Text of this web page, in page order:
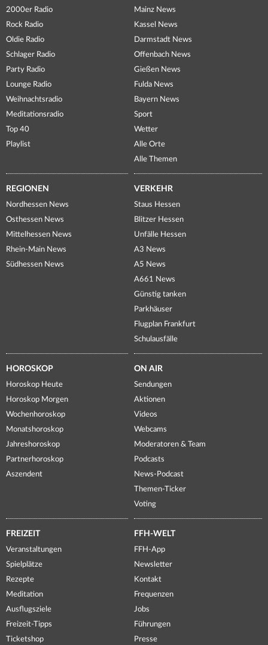
2000er Radio
Rock Radio
Oldie Radio
Schlager Radio
Party Radio
Lounge Radio
Weihnachtsradio
Meditationsradio
Top 40
Playlist
Mainz News
Kassel News
Darmstadt News
Offenbach News
Gießen News
Fulda News
Bayern News
Sport
Wetter
Alle Orte
Alle Themen
REGIONEN
Nordhessen News
Osthessen News
Mittelhessen News
Rhein-Main News
Südhessen News
VERKEHR
Staus Hessen
Blitzer Hessen
Unfälle Hessen
A3 News
A5 News
A661 News
Günstig tanken
Parkhäuser
Flugplan Frankfurt
Schulausfälle
HOROSKOP
Horoskop Heute
Horoskop Morgen
Wochenhoroskop
Monatshoroskop
Jahreshoroskop
Partnerhoroskop
Aszendent
ON AIR
Sendungen
Aktionen
Videos
Webcams
Moderatoren & Team
Podcasts
News-Podcast
Themen-Ticker
Voting
FREIZEIT
Veranstaltungen
Spielplätze
Rezepte
Meditation
Ausflugsziele
Freizeit-Tipps
Ticketshop
FFH-WELT
FFH-App
Newsletter
Kontakt
Frequenzen
Jobs
Führungen
Presse